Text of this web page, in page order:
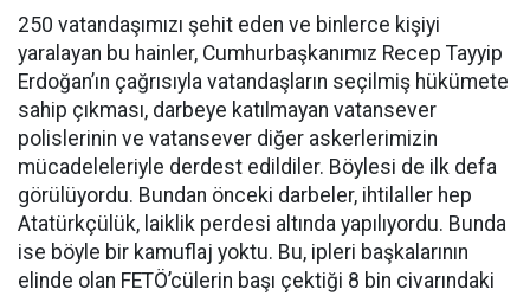
250 vatandaşımızı şehit eden ve binlerce kişiyi
yaralayan bu hainler, Cumhurbaşkanımız Recep Tayyip
Erdoğan’ın çağrısıyla vatandaşların seçilmiş hükümete
sahip çıkması, darbeye katılmayan vatansever
polislerinin ve vatansever diğer askerlerimizin
mücadeleleriyle derdest edildiler. Böylesi de ilk defa
görülüyordu. Bundan önceki darbeler, ihtilaller hep
Atatürkçülük, laiklik perdesi altında yapılıyordu. Bunda
ise böyle bir kamuflaj yoktu. Bu, ipleri başkalarının
elinde olan FETÖ’cülerin başı çektiği 8 bin civarındaki